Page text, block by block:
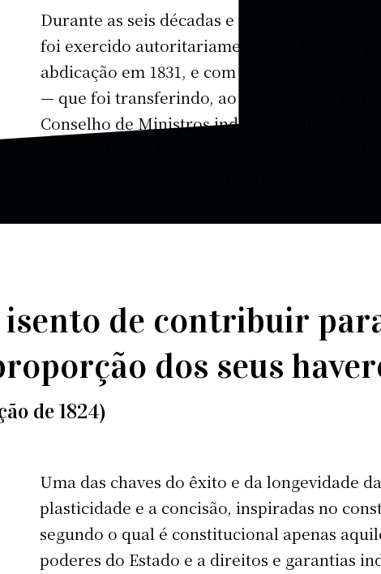
Durante as seis décadas e meia de
foi exercido autoritariamente por Pedro I,
abdicação em 1831, e com voluntária
— que foi transferindo, ao longo de seu
Conselho de Ministros indicado pelo
de contribuir
dos seus
de 1824)
Uma das chaves do êxito e da longevidade
plasticidade e a concisão, inspiradas no
segundo o qual é constitucional apenas
poderes do Estado e a direitos e garantias